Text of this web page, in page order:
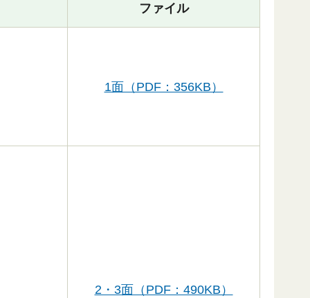
ファイル
1面（PDF：356KB）
2・3面（PDF：490KB）